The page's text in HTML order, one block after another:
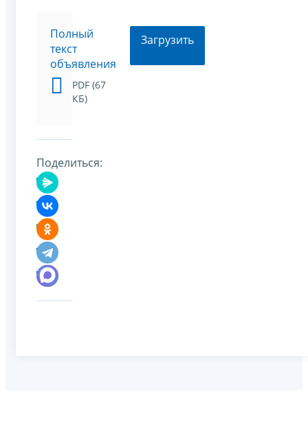
Полный
текст
объявления
PDF (67
КБ)
Загрузить
Поделиться: